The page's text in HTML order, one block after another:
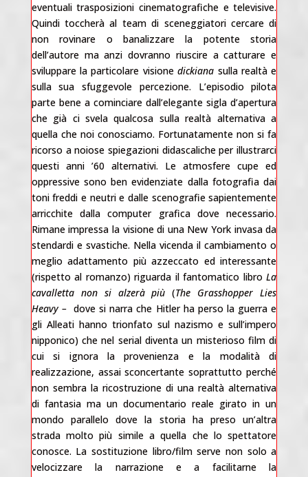
eventuali trasposizioni cinematografiche e televisive.
Quindi toccherà al team di sceneggiatori cercare di
non rovinare o banalizzare la potente storia
dell’autore ma anzi dovranno riuscire a catturare e
sviluppare la particolare visionedickiana sulla realtà e
sulla sua sfuggevole percezione. L’episodio pilota
parte bene a cominciare dall’elegante sigla d’apertura
che già ci svela qualcosa sulla realtà alternativa a
quella che noi conosciamo. Fortunatamente non si fa
ricorso a noiose spiegazioni didascaliche per illustrarci
questi anni ’60 alternativi. Le atmosfere cupe ed
oppressive sono ben evidenziate dalla fotografia dai
toni freddi e neutri e dalle scenografie sapientemente
arricchite dalla computer grafica dove necessario.
Rimane impressa la visione di una New York invasa da
stendardi e svastiche. Nella vicenda il cambiamento o
meglio adattamento più azzeccato ed interessante
(rispetto al romanzo) riguarda il fantomatico libroLa
cavalletta non si alzerà più (The Grasshopper Lies
Heavy – dove si narra che Hitler ha perso la guerra e
gli Alleati hanno trionfato sul nazismo e sull’impero
nipponico) che nel serial diventa un misterioso film di
cui si ignora la provenienza e la modalità di
realizzazione, assai sconcertante soprattutto perché
non sembra la ricostruzione di una realtà alternativa
di fantasia ma un documentario reale girato in un
mondo parallelo dove la storia ha preso un’altra
strada molto più simile a quella che lo spettatore
conosce. La sostituzione libro/film serve non solo a
velocizzare la narrazione e a facilitarne la